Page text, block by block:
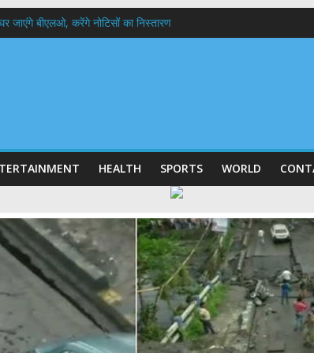
जाएंगे बीएलओ, करेंगे नोटिसों का निस्तारण
रहें अधिकारी-मुख्य सचिव मानसून-एसईओसी से मुख्य सचिव ने की विस्तृत
HEALTH SPORTS WORLD